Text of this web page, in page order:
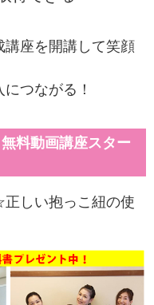
講座を開講して笑顔
つながる！
料動画講座スター
正しい抱っこ紐の使